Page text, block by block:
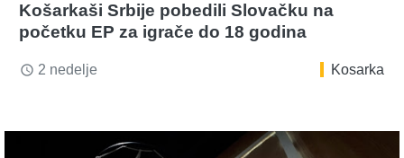
Košarkaši Srbije pobedili Slovačku na
početku EP za igrače do 18 godina
access_time 2 nedelje Kosarka